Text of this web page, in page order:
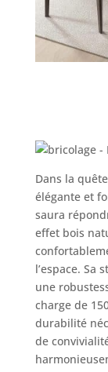
Dans la
élégante et
saura
effet bois
l’espace. Sa
une
charge de
durabilité
de